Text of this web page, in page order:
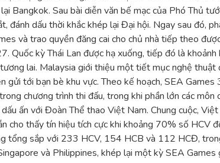
Bangkok. Sau bài diễn văn bế mạc của Phó Thủ
dấu thời khắc khép lại Đại hội. Ngay sau đó,
và trao quyền đăng cai cho chủ nhà tiếp theo
Quốc kỳ Thái Lan được hạ xuống, tiếp đó là khoảnh
lai. Malaysia giới thiệu một tiết mục nghệ thuật
tới bạn bè khu vực. Theo kế hoạch, SEA Games
chương trình thi đấu, trong khi phần lớn các môn
ấn với Đoàn Thể thao Việt Nam. Chung cuộc,
cho thấy tín hiệu tích cực khi khoảng 70% số HCV
tổng sắp với 233 HCV, 154 HCB và 112 HCĐ,
và Philippines, khép lại một kỳ SEA Games